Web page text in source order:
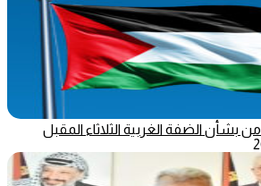
بشأن الضفة الغربية الثلاثاء المقبل